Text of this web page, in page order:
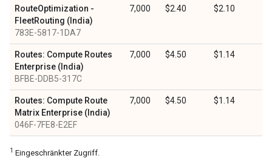
RouteOptimization -
FleetRouting (India)
783E-5817-1DA7
7,000 $2.40 $2.10
Routes: Compute Routes
Enterprise (India)
BFBE-DDB5-317C
7,000 $4.50 $1.14
Routes: Compute Route
Matrix Enterprise (India)
046F-7FE8-E2EF
7,000 $4.50 $1.14
1 Eingeschränkter Zugriff.